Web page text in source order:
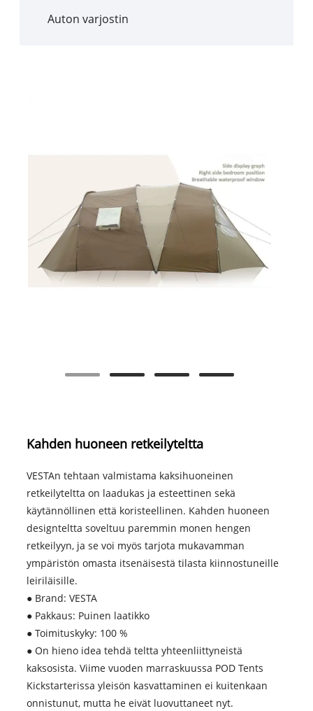
Auton varjostin
Kahden huoneen retkeilyteltta
VESTAn tehtaan valmistama kaksihuoneinen
retkeilyteltta on laadukas ja esteettinen sekä
käytännöllinen että koristeellinen. Kahden huoneen
designteltta soveltuu paremmin monen hengen
retkeilyyn, ja se voi myös tarjota mukavamman
ympäristön omasta itsenäisestä tilasta kiinnostuneille
leiriläisille.
● Brand: VESTA
● Pakkaus: Puinen laatikko
● Toimituskyky: 100 %
● On hieno idea tehdä teltta yhteenliittyneistä
kaksosista. Viime vuoden marraskuussa POD Tents
Kickstarterissa yleisön kasvattaminen ei kuitenkaan
onnistunut, mutta he eivät luovuttaneet nyt.